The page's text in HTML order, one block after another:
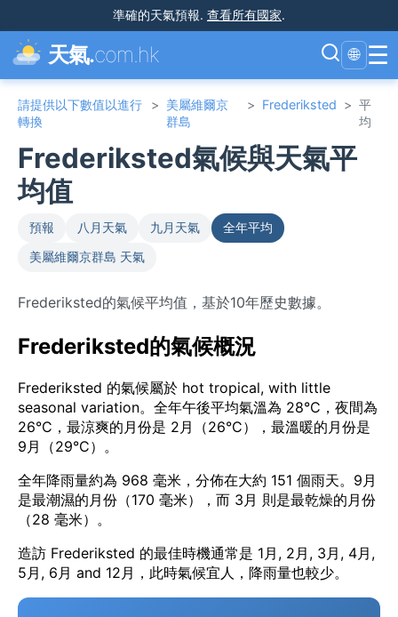
準確的天氣預報. 查看所有國家.
天氣.com.hk 🌐 ☰
請提供以下數值以進行
轉換
> 美屬維爾京
群島
> Frederiksted > 平
均
Frederiksted氣候與天氣平
均值
預報 八月天氣 九月天氣
全年平均
美屬維爾京群島 天氣
Frederiksted的氣候平均值，基於10年歷史數據。
Frederiksted的氣候概況
Frederiksted 的氣候屬於 hot tropical, with little
seasonal variation。全年午後平均氣溫為 28°C，夜間為
26°C，最涼爽的月份是 2月（26°C），最溫暖的月份是
9月（29°C）。
全年降雨量約為 968 毫米，分佈在大約 151 個雨天。9月
是最潮濕的月份（170 毫米），而 3月 則是最乾燥的月份
（28 毫米）。
造訪 Frederiksted 的最佳時機通常是 1月, 2月, 3月, 4月,
5月, 6月 and 12月，此時氣候宜人，降雨量也較少。